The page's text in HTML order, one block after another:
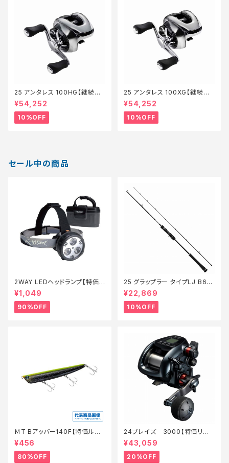
25 アンタレス 100HG【継続セ
ール_リール】【10】
¥54,252
10%OFF
25 アンタレス 100XG【継続セ
ール_リール】【10】
¥54,252
10%OFF
セール中の商品
2WAY LEDヘッドランプ【特価
装備】【90】
¥1,049
90%OFF
25 グラップラー タイプLJ B63-
3【継続セール_ロッド】【10】
¥22,869
10%OFF
ＭT Bアッパー140F【特価ルア
ー】【80】
¥456
80%OFF
24プレイズ 3000【特価リー
ル】【20】
¥43,059
20%OFF